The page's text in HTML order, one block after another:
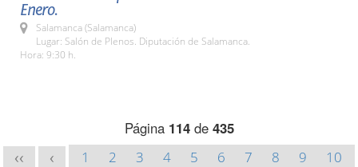
Enero.
Salamanca (Salamanca)
Lugar: Salón de Plenos. Diputación de Salamanca.
Hora: 9:30 h.
Página 114de 435
<< < 1 2 3 4 5 6 7 8 9
10